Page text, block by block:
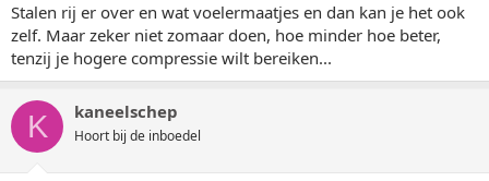
Stalen rij er over en wat voelermaatjes en dan kan je het ook
zelf. Maar zeker niet zomaar doen, hoe minder hoe beter,
tenzij je hogere compressie wilt bereiken...
K kaneelschep
Hoort bij de inboedel